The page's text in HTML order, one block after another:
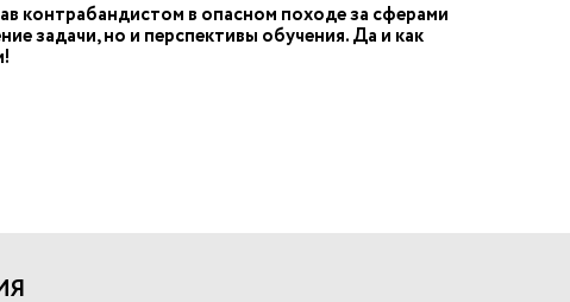
контрабандистом в опасном походе за сферами
задачи, но и перспективы обучения. Да и как